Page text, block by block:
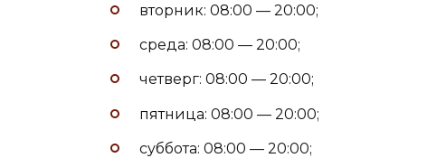
вторник: 08:00 — 20:00;
среда: 08:00 — 20:00;
четверг: 08:00 — 20:00;
пятница: 08:00 — 20:00;
суббота: 08:00 — 20:00;